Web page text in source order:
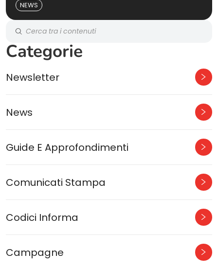
NEWS
Categorie
Newsletter
News
Guide E Approfondimenti
Comunicati Stampa
Codici Informa
Campagne